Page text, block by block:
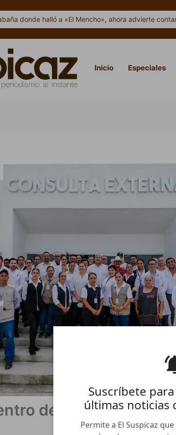
Suscríbete
últimas noticias
Permite a El Suspicaz
donde halló a «El Mencho», ahora advierte
Inicio Especiales
de salud en